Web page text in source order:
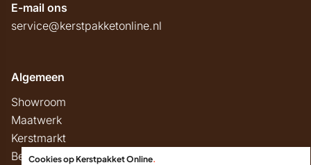
E-mail ons
service@kerstpakketonline.nl
Algemeen
Showroom
Maatwerk
Kerstmarkt
Belastingregels
Cookies op Kerstpakket Online.